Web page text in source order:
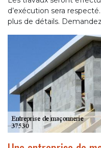
d’exécution sera
plus de détails.